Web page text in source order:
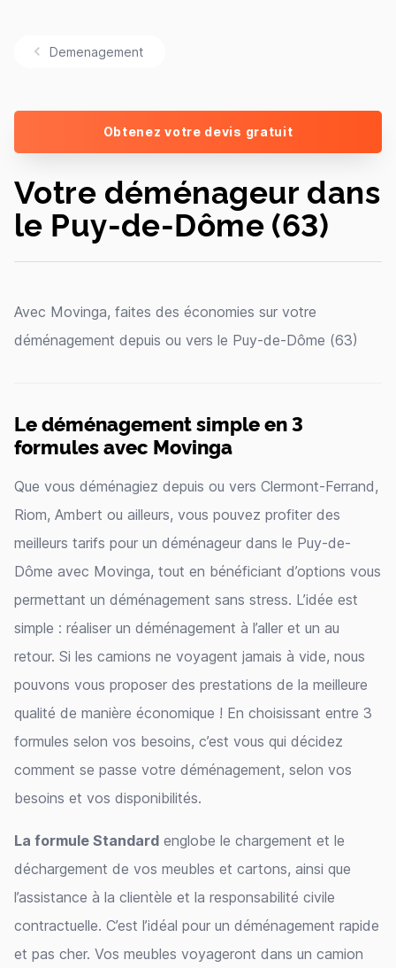
Demenagement
Obtenez votre devis gratuit
Votre déménageur dans
le Puy-de-Dôme (63)
Avec Movinga, faites des économies sur votre
déménagement depuis ou vers le Puy-de-Dôme (63)
Le déménagement simple en 3
formules avec Movinga
Que vous déménagiez depuis ou vers Clermont-Ferrand,
Riom, Ambert ou ailleurs, vous pouvez profiter des
meilleurs tarifs pour un déménageur dans le Puy-de-
Dôme avec Movinga, tout en bénéficiant d’options vous
permettant un déménagement sans stress. L’idée est
simple : réaliser un déménagement à l’aller et un au
retour. Si les camions ne voyagent jamais à vide, nous
pouvons vous proposer des prestations de la meilleure
qualité de manière économique ! En choisissant entre 3
formules selon vos besoins, c’est vous qui décidez
comment se passe votre déménagement, selon vos
besoins et vos disponibilités.
La formule Standard englobe le chargement et le
déchargement de vos meubles et cartons, ainsi que
l’assistance à la clientèle et la responsabilité civile
contractuelle. C’est l’idéal pour un déménagement rapide
et pas cher. Vos meubles voyageront dans un camion